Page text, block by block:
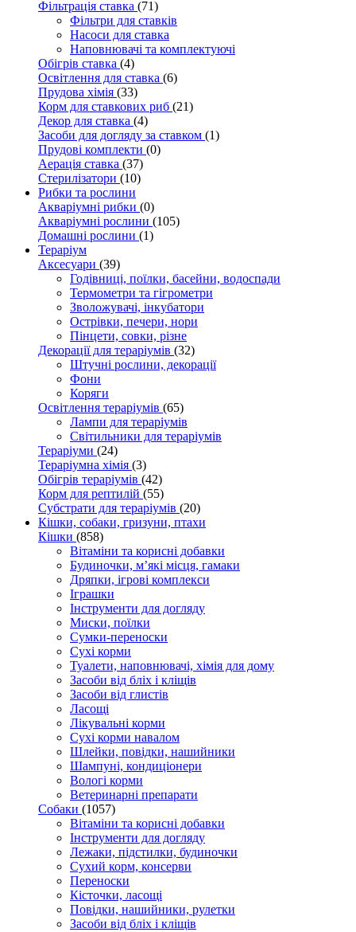
Фільтрація ставка (71)
Фільтри для ставків
Насоси для ставка
Наповнювачі та комплектуючі
Обігрів ставка (4)
Освітлення для ставка (6)
Прудова хімія (33)
Корм для ставкових риб (21)
Декор для ставка (4)
Засоби для догляду за ставком (1)
Прудові комплекти (0)
Аерація ставка (37)
Стерилізатори (10)
Рибки та рослини
Акваріумні рибки (0)
Акваріумні рослини (105)
Домашні рослини (1)
Тераріум
Аксесуари (39)
Годівниці, поїлки, басейни, водоспади
Термометри та гігрометри
Зволожувачі, інкубатори
Острівки, печери, нори
Пінцети, совки, різне
Декорації для тераріумів (32)
Штучні рослини, декорації
Фони
Коряги
Освітлення тераріумів (65)
Лампи для тераріумів
Світильники для тераріумів
Тераріуми (24)
Тераріумна хімія (3)
Обігрів тераріумів (42)
Корм для рептилій (55)
Субстрати для тераріумів (20)
Кішки, собаки, гризуни, птахи
Кішки (858)
Вітаміни та корисні добавки
Будиночки, м’які місця, гамаки
Дряпки, ігрові комплекси
Іграшки
Інструменти для догляду
Миски, поїлки
Сумки-переноски
Сухі корми
Туалети, наповнювачі, хімія для дому
Засоби від бліх і кліщів
Засоби від глистів
Ласощі
Лікувальні корми
Сухі корми навалом
Шлейки, повідки, нашийники
Шампуні, кондиціонери
Вологі корми
Ветеринарні препарати
Собаки (1057)
Вітаміни та корисні добавки
Інструменти для догляду
Лежаки, підстилки, будиночки
Сухий корм, консерви
Переноски
Кісточки, ласощі
Повідки, нашийники, рулетки
Засоби від бліх і кліщів